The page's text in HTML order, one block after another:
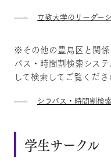
立教大学のリーダー
※その他の豊島区と関
バス・時間割検索シス
して検索してご覧くださ
シラバス・時間割検
学生サークル